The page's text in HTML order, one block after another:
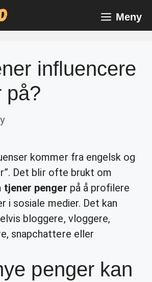
Meny
influencere
på?
kommer fra engelsk og
Det blir ofte brukt om
tjener penger på å profilere
i sosiale medier. Det kan
bloggere, vloggere,
snapchattere eller
penger kan